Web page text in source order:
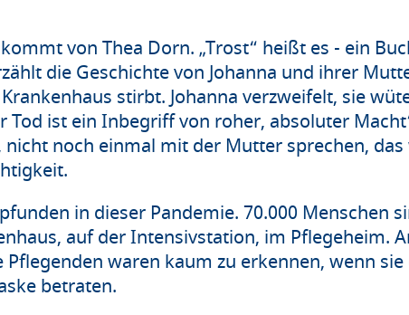
von Thea Dorn. „Trost“ heißt es - ein
die Geschichte von Johanna und ihrer
stirbt. Johanna verzweifelt, sie
Tod ist ein Inbegriff von roher, absoluter
noch einmal mit der Mutter sprechen, das
in dieser Pandemie. 70.000 Menschen
auf der Intensivstation, im Pflegeheim.
Pflegenden waren kaum zu erkennen, wenn
betraten.